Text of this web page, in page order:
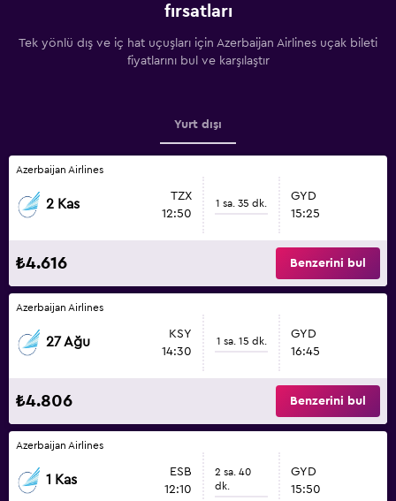
fırsatları
Tek yönlü dış ve iç hat uçuşları için Azerbaijan Airlines uçak bileti
fiyatlarını bul ve karşılaştır
Yurt dışı
Azerbaijan Airlines
2 Kas
TZX
12:50
1 sa. 35 dk.
GYD
15:25
₺4.616 Benzerini bul
Azerbaijan Airlines
27 Ağu
KSY
14:30
1 sa. 15 dk.
GYD
16:45
₺4.806 Benzerini bul
Azerbaijan Airlines
1 Kas
ESB
12:10
2 sa. 40
dk.
GYD
15:50